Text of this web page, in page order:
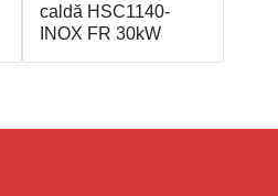
caldă HSC1140-
INOX FR 30kW